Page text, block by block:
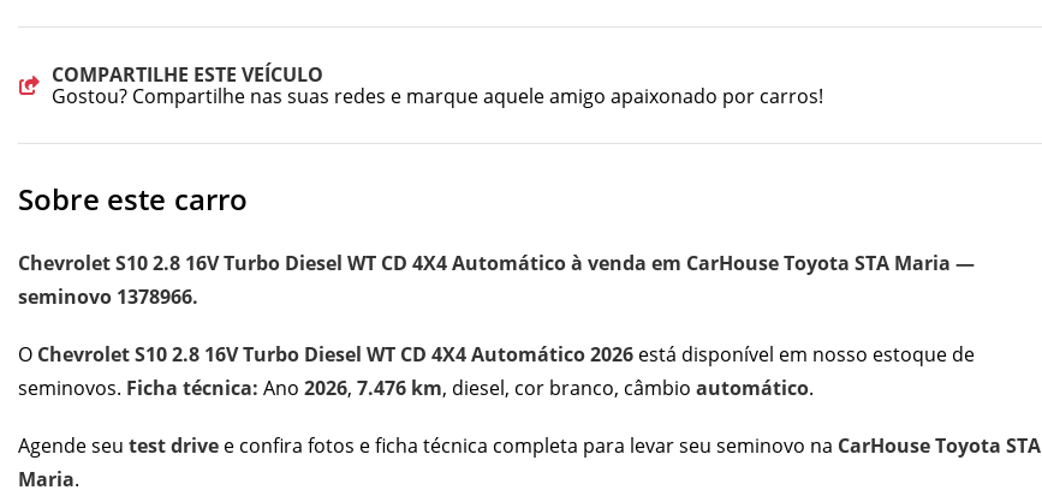
COMPARTILHE ESTE VEÍCULO
Gostou? Compartilhe nas suas redes e marque aquele amigo apaixonado por carros!
Sobre este carro
Chevrolet S10 2.8 16V Turbo Diesel WT CD 4X4 Automático à venda em CarHouse Toyota STA Maria —
seminovo 1378966.
O Chevrolet S10 2.8 16V Turbo Diesel WT CD 4X4 Automático 2026 está disponível em nosso estoque de
seminovos. Ficha técnica: Ano 2026, 7.476 km, diesel, cor branco, câmbio automático.
Agende seu test drive e confira fotos e ficha técnica completa para levar seu seminovo na CarHouse Toyota STA
Maria.